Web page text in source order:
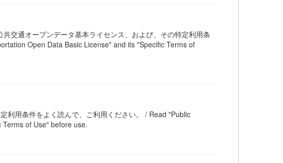
交通オープンデータ基本ライセンス、および、その特定利用条
Open Data Basic License" and its "Specific Terms of
利用条件をよく読んで、ご利用ください。 / Read "Public
of Use" before use.